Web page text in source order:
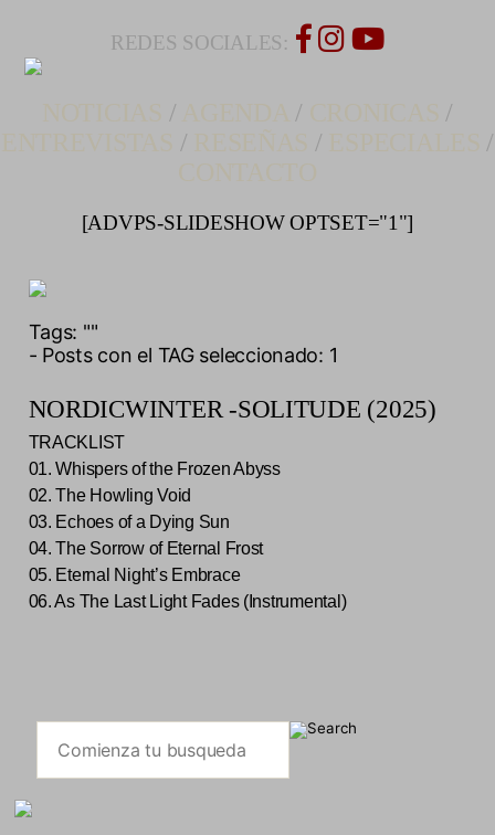
REDES SOCIALES:
/ /
/
/ /
/
[ADVPS-SLIDESHOW OPTSET="1"]
Tags: ""
- Posts con el TAG seleccionado: 1
NORDICWINTER -SOLITUDE (2025)
TRACKLIST
01. Whispers of the Frozen Abyss
02. The Howling Void
03. Echoes of a Dying Sun
04. The Sorrow of Eternal Frost
05. Eternal Night’s Embrace
06. As The Last Light Fades (Instrumental)